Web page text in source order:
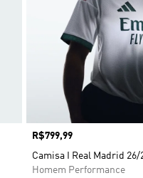
Preço
R$799,99
Camisa I Real Madrid 26/
Homem Performance